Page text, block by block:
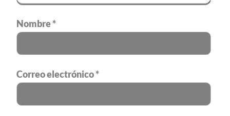
Nombre*
Correo electrónico*